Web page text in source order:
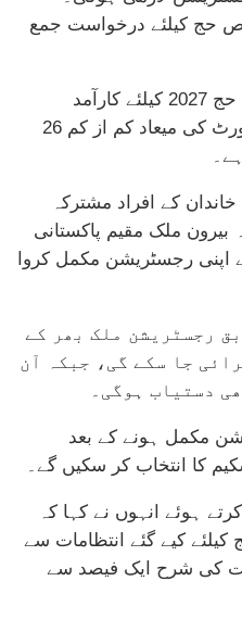
حج کیلئے درخواست جمع
سردار محمد یوسف نے کہا کہ حج 2027 کیلئے کارآمد
پاسپورٹ لازمی ہوگا اور پاسپورٹ کی میعاد کم از کم 26
خاندان کے افراد مشترکہ
ملک مقیم پاکستانی
رجسٹریشن مکمل کروا
رجسٹریشن ملک بھر کے
جا سکے گی، جبکہ آن
دستیاب ہوگی۔
مکمل ہونے کے بعد
کا انتخاب کر سکیں گے۔
کرتے ہوئے انہوں نے کہا کہ
کیے گئے انتظامات سے
کی شرح ایک فیصد سے